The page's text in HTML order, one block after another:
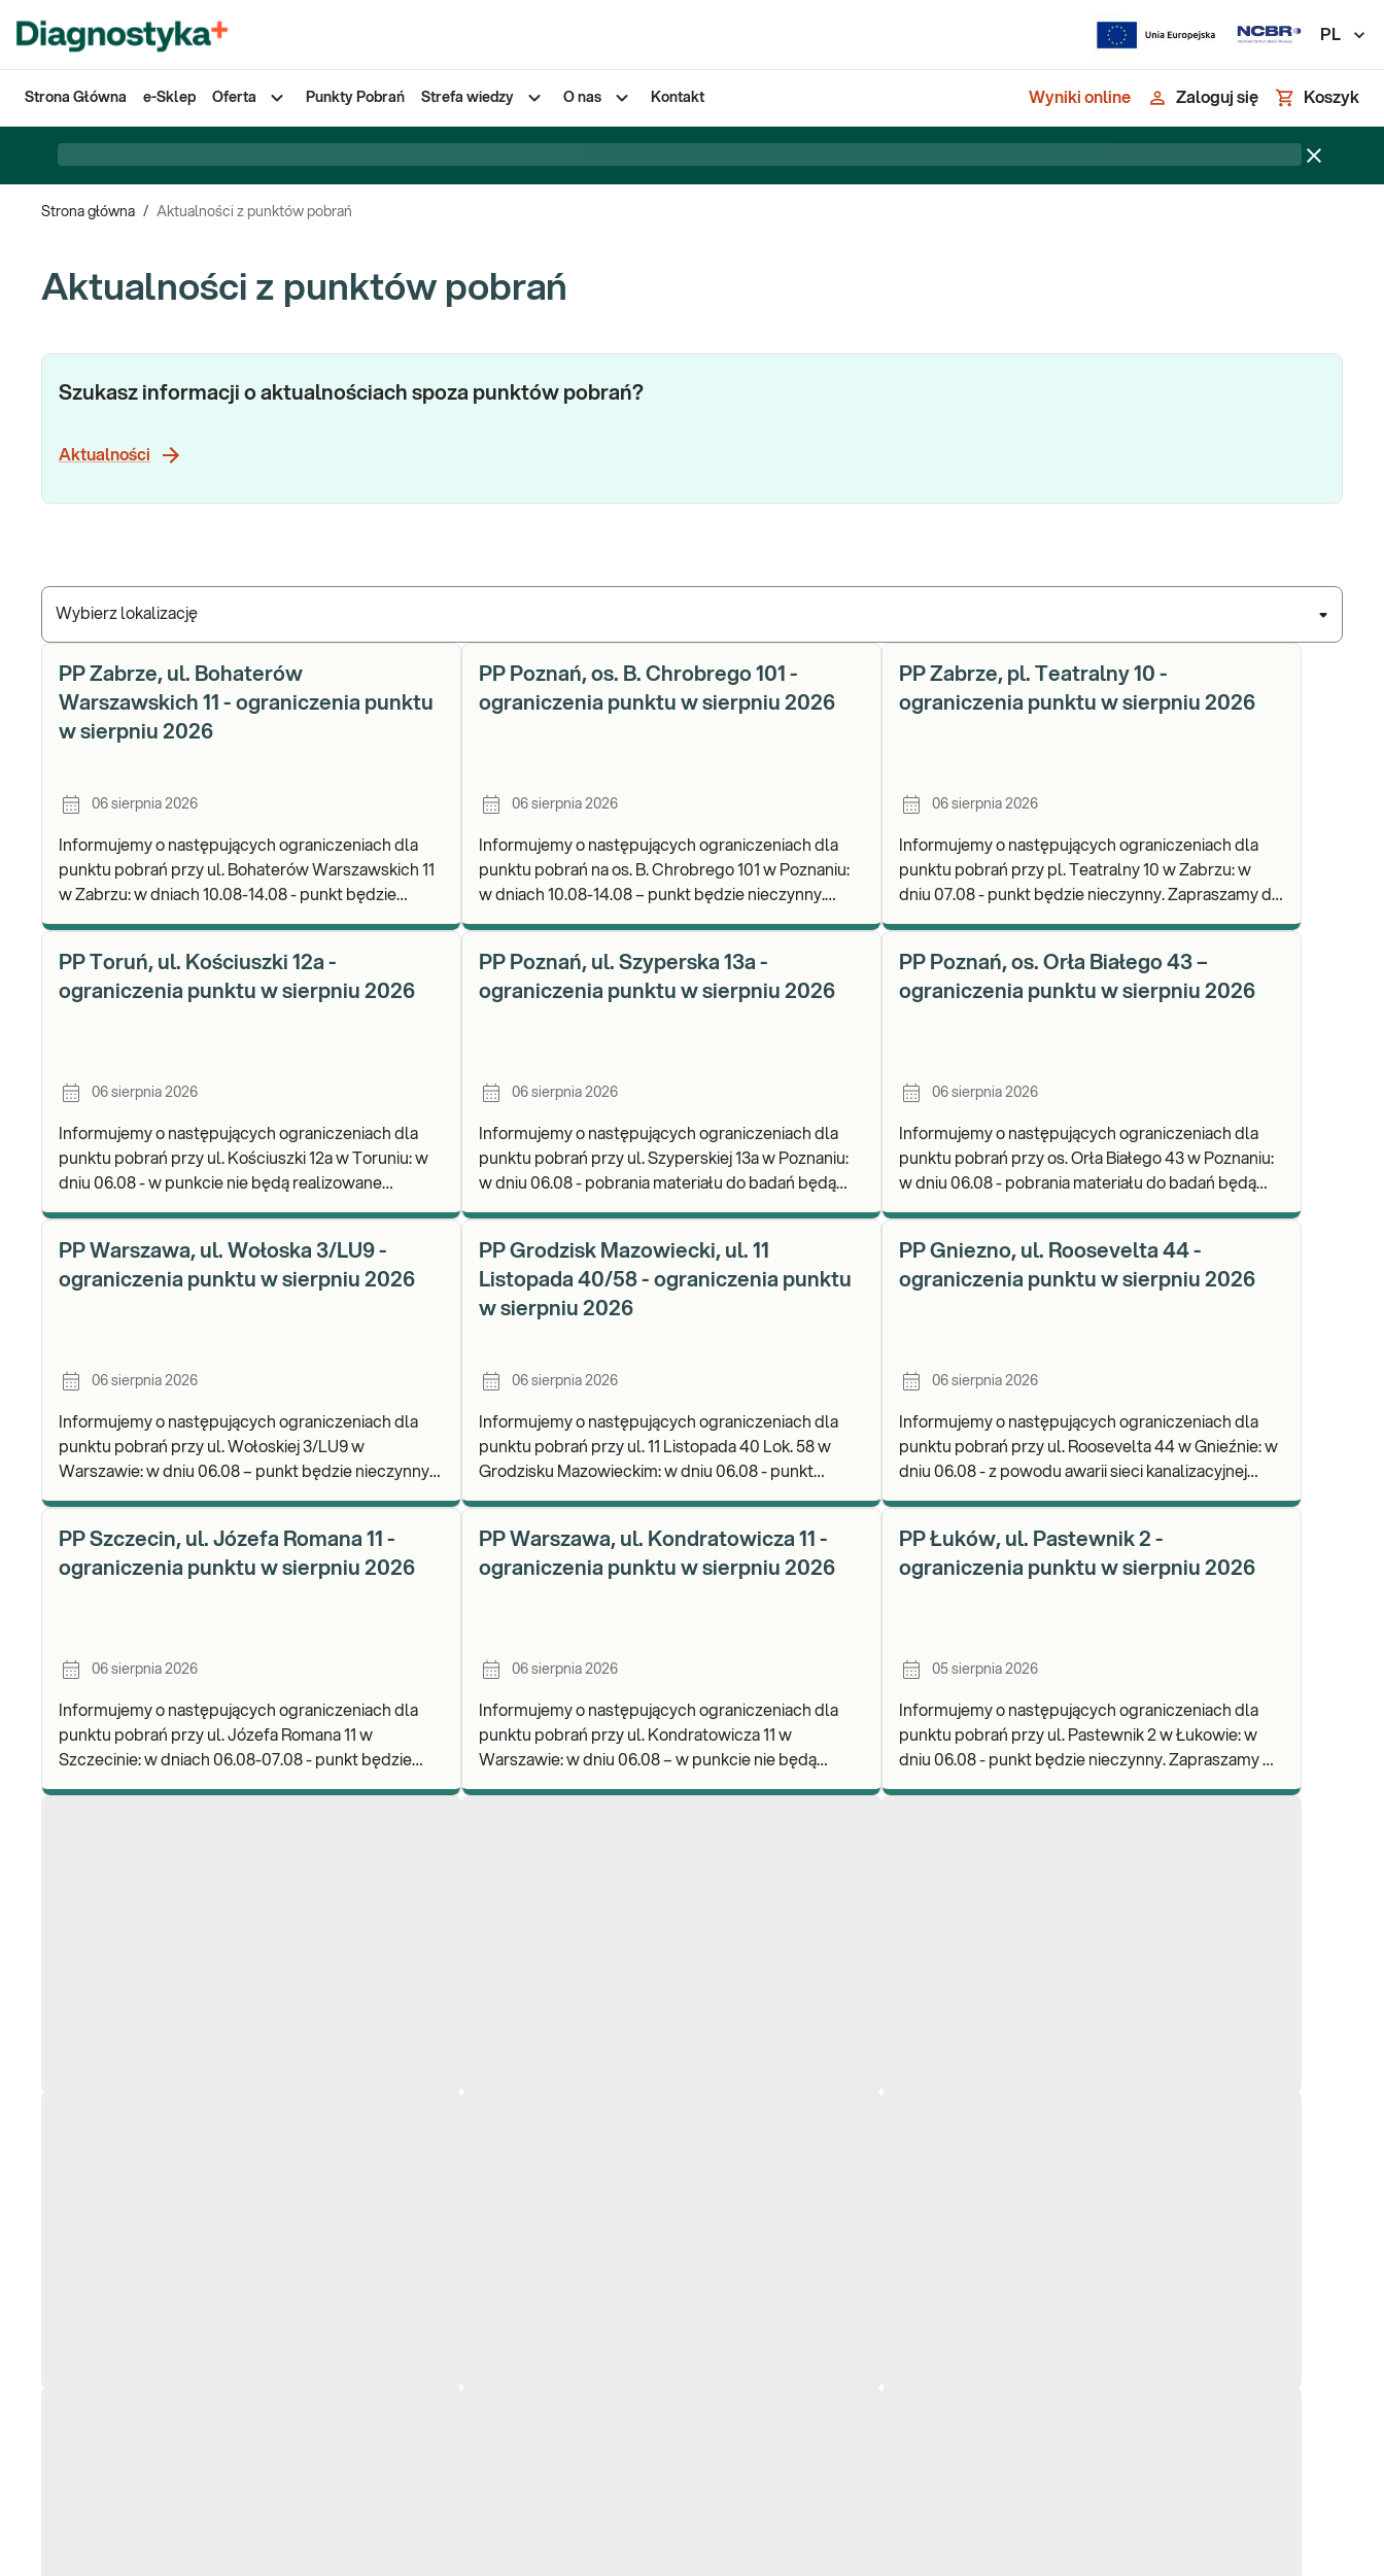
PL
Strona Główna e-Sklep Oferta Punkty Pobrań Strefa wiedzy O nas Kontakt Wyniki online Zaloguj się Koszyk
Strona główna / Aktualności z punktów pobrań
Aktualności z punktów pobrań
Wybierz lokalizację
Szukasz informacji o aktualnościach spoza punktów pobrań?
Aktualności
PP Zabrze, ul. Bohaterów
Warszawskich 11 - ograniczenia punktu
w sierpniu 2026
06 sierpnia 2026
Informujemy o następujących ograniczeniach dla
punktu pobrań przy ul. Bohaterów Warszawskich 11
w Zabrzu: w dniach 10.08-14.08 - punkt będzie
PP Poznań, os. B. Chrobrego 101 -
ograniczenia punktu w sierpniu 2026
06 sierpnia 2026
Informujemy o następujących ograniczeniach dla
punktu pobrań na os. B. Chrobrego 101 w Poznaniu:
w dniach 10.08-14.08 – punkt będzie nieczynny.
PP Zabrze, pl. Teatralny 10 -
ograniczenia punktu w sierpniu 2026
06 sierpnia 2026
Informujemy o następujących ograniczeniach dla
punktu pobrań przy pl. Teatralny 10 w Zabrzu: w
dniu 07.08 - punkt będzie nieczynny. Zapraszamy do
PP Toruń, ul. Kościuszki 12a -
ograniczenia punktu w sierpniu 2026
06 sierpnia 2026
Informujemy o następujących ograniczeniach dla
punktu pobrań przy ul. Kościuszki 12a w Toruniu: w
dniu 06.08 - w punkcie nie będą realizowane
PP Poznań, ul. Szyperska 13a -
ograniczenia punktu w sierpniu 2026
06 sierpnia 2026
Informujemy o następujących ograniczeniach dla
punktu pobrań przy ul. Szyperskiej 13a w Poznaniu:
w dniu 06.08 - pobrania materiału do badań będą
PP Poznań, os. Orła Białego 43 –
ograniczenia punktu w sierpniu 2026
06 sierpnia 2026
Informujemy o następujących ograniczeniach dla
punktu pobrań przy os. Orła Białego 43 w Poznaniu:
w dniu 06.08 - pobrania materiału do badań będą
PP Warszawa, ul. Wołoska 3/LU9 -
ograniczenia punktu w sierpniu 2026
06 sierpnia 2026
Informujemy o następujących ograniczeniach dla
punktu pobrań przy ul. Wołoskiej 3/LU9 w
Warszawie: w dniu 06.08 – punkt będzie nieczynny.
PP Grodzisk Mazowiecki, ul. 11
Listopada 40/58 - ograniczenia punktu
w sierpniu 2026
06 sierpnia 2026
Informujemy o następujących ograniczeniach dla
punktu pobrań przy ul. 11 Listopada 40 Lok. 58 w
Grodzisku Mazowieckim: w dniu 06.08 - punkt
PP Gniezno, ul. Roosevelta 44 -
ograniczenia punktu w sierpniu 2026
06 sierpnia 2026
Informujemy o następujących ograniczeniach dla
punktu pobrań przy ul. Roosevelta 44 w Gnieźnie: w
dniu 06.08 - z powodu awarii sieci kanalizacyjnej
PP Szczecin, ul. Józefa Romana 11 -
ograniczenia punktu w sierpniu 2026
06 sierpnia 2026
Informujemy o następujących ograniczeniach dla
punktu pobrań przy ul. Józefa Romana 11 w
Szczecinie: w dniach 06.08-07.08 - punkt będzie
PP Warszawa, ul. Kondratowicza 11 -
ograniczenia punktu w sierpniu 2026
06 sierpnia 2026
Informujemy o następujących ograniczeniach dla
punktu pobrań przy ul. Kondratowicza 11 w
Warszawie: w dniu 06.08 – w punkcie nie będą
PP Łuków, ul. Pastewnik 2 -
ograniczenia punktu w sierpniu 2026
05 sierpnia 2026
Informujemy o następujących ograniczeniach dla
punktu pobrań przy ul. Pastewnik 2 w Łukowie: w
dniu 06.08 - punkt będzie nieczynny. Zapraszamy do